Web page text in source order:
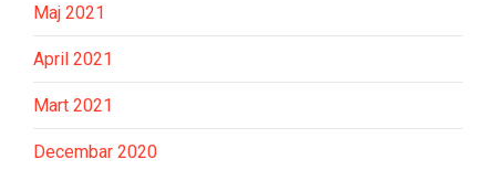
Maj 2021
April 2021
Mart 2021
Decembar 2020